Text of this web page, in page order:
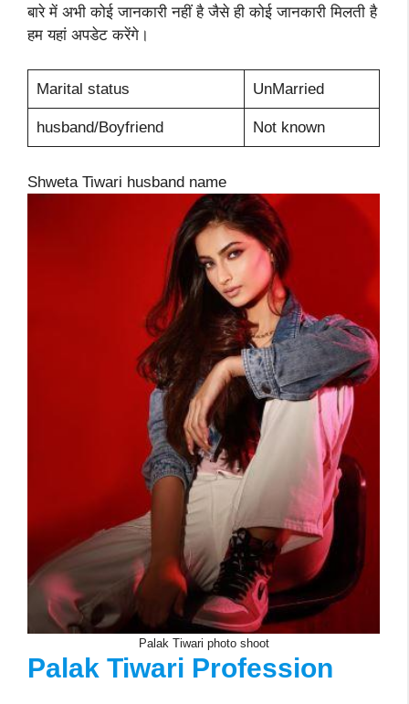
बारे में अभी कोई जानकारी नहीं है जैसे ही कोई जानकारी मिलती है
हम यहां अपडेट करेंगे।
Marital status UnMarried
husband/Boyfriend Not known
Shweta Tiwari husband name
Palak Tiwari photo shoot
Palak Tiwari Profession